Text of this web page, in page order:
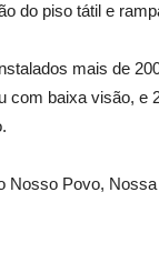
do piso tátil e
mais de
com baixa visão, e
Nosso Povo,